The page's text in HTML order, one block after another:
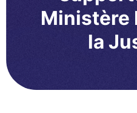
Ministère
la